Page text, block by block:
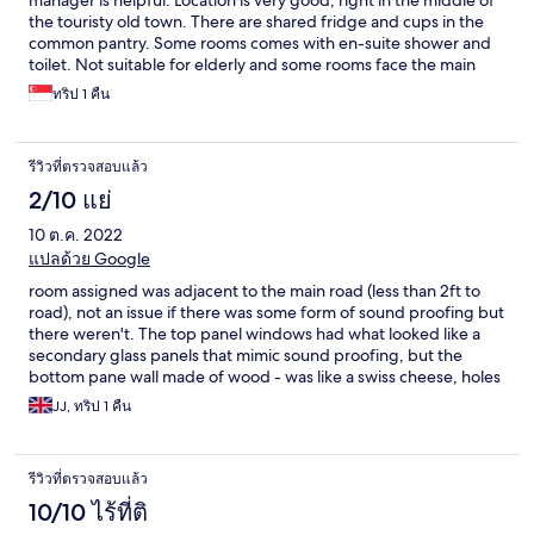
the touristy old town. There are shared fridge and cups in the
common pantry. Some rooms comes with en-suite shower and
toilet. Not suitable for elderly and some rooms face the main
road with no sound proof. Good thing I brought along a
mosquito UV lamp.
ทริป 1 คืน
รีวิวที่ตรวจสอบแล้ว
2/10 แย่
10 ต.ค. 2022
แปลด้วย Google
room assigned was adjacent to the main road (less than 2ft to
road), not an issue if there was some form of sound proofing but
there weren't. The top panel windows had what looked like a
secondary glass panels that mimic sound proofing, but the
bottom pane wall made of wood - was like a swiss cheese, holes
all over even mosquitos could fly through. Vehicles passing by
was of at least 90db past 9pm as most were motorcyclist with
leave for another hotel - didn't even last half a day at this place.
Other rooms might have better luck but if rest is needed this is
definitely not recommended in any way
JJ, ทริป 1 คืน
รีวิวที่ตรวจสอบแล้ว
10/10 ไร้ที่ติ